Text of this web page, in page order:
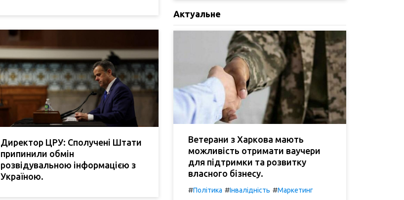
Директор ЦРУ: Сполучені Штати
припинили обмін
розвідувальною інформацією з
Україною.
Актуальне
Ветерани з Харкова мають
можливість отримати ваучери
для підтримки та розвитку
власного бізнесу.
#Політика #Інвалідність #Маркетинг